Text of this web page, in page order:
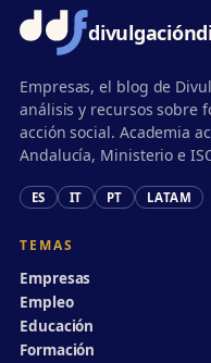
divulgación
Empresas, el blog de
análisis y recursos sobre
acción social. Academia
Andalucía, Ministerio e
ES IT PT LATAM
TEMAS
Empresas
Empleo
Educación
Formación